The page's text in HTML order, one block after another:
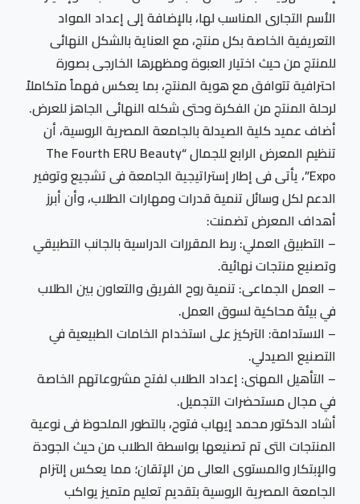
الأسم التجارى المناسب لها، بالإضافة إلى إعداد المواد
التعريفية الخاصة بكل منتج، مع العناية بالشكل النهائى
للمنتج من حيث اختيار العبوة ومظهرها الخارجى بصورة
احترافية تتوافق مع هوية المنتج، بما يعكس فهماً متكاملاً
لرحلة المنتج من الفكرة وحتى شكله النهائى الجاهز للعرض.
أضاف عميد كلية الصيدلة بالجامعة المصرية الروسية، أن
تنظيم المعرض الرابع للجمال “The Fourth ERU Beauty
Expo”، يأتى فى إطار إستراتيجية الجامعة فى تشجيع وتوفير
الدعم لكل وسائل تنمية قدرات ومهارات الطلاب، وأن أبرز
أهداف المعرض تضمنت:
– التطبيق العملي: ربط المقررات الدراسية بالجانب التطبيقي
وتصنيع منتجات نهائية.
– العمل الجماعى: تنمية روح الفريق والتعاون بين الطلاب
في بيئة محاكية لسوق العمل.
– الاستدامة: التركيز على استخدام الخامات الطبيعية في
التصنيع الصيدلي.
– التأهيل المهنى: إعداد الطلاب لفتح مشروعاتهم الخاصة
في مجال مستحضرات التجميل.
أشاد الدكتور محمد إيهاب فتوح، بالتطور الملحوظ فى نوعية
المنتجات التى تم تصنيعها بواسطة الطلاب من حيث الجودة
والإبتكار والمستوى العالى من الإتقان؛ مما يعكس إلتزام
الجامعة المصرية الروسية بتقديم تعليم متميز يواكب